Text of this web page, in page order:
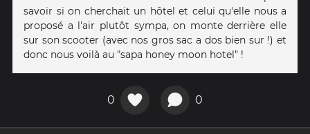
savoir si on cherchait un hôtel et celui qu'elle nous a
proposé a l'air plutôt sympa, on monte derrière elle
sur son scooter (avec nos gros sac a dos bien sur !) et
donc nous voilà au "sapa honey moon hotel" !
0 0